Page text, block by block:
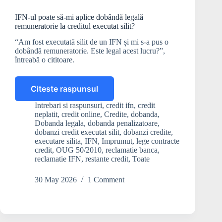
IFN-ul poate să-mi aplice dobândă legală
remuneratorie la creditul executat silit?
“Am fost executată silit de un IFN și mi s-a pus o
dobândă remuneratorie. Este legal acest lucru?”,
întreabă o cititoare.
Citeste raspunsul
IFN-
ul
poate
să-
mi
aplice
dobândă
legală
la
silit?
Intrebari si raspunsuri, credit ifn, credit
neplatit, credit online, Credite, dobanda,
Dobanda legala, dobanda penalizatoare,
dobanzi credit executat silit, dobanzi credite,
executare silita, IFN, Imprumut, lege contracte
credit, OUG 50/2010, reclamatie banca,
reclamatie IFN, restante credit, Toate
30 May 2026 1 Comment